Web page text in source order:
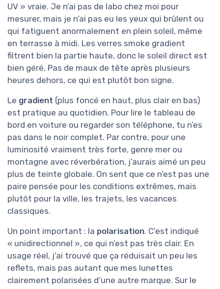
UV » vraie. Je n’ai pas de labo chez moi pour
mesurer, mais je n’ai pas eu les yeux qui brûlent ou
qui fatiguent anormalement en plein soleil, même
en terrasse à midi. Les verres smoke gradient
filtrent bien la partie haute, donc le soleil direct est
bien géré. Pas de maux de tête après plusieurs
heures dehors, ce qui est plutôt bon signe.
Le gradient (plus foncé en haut, plus clair en bas)
est pratique au quotidien. Pour lire le tableau de
bord en voiture ou regarder son téléphone, tu n’es
pas dans le noir complet. Par contre, pour une
luminosité vraiment très forte, genre mer ou
montagne avec réverbération, j’aurais aimé un peu
plus de teinte globale. On sent que ce n’est pas une
paire pensée pour les conditions extrêmes, mais
plutôt pour la ville, les trajets, les vacances
classiques.
Un point important : la polarisation. C’est indiqué
« unidirectionnel », ce qui n’est pas très clair. En
usage réel, j’ai trouvé que ça réduisait un peu les
reflets, mais pas autant que mes lunettes
clairement polarisées d’une autre marque. Sur le